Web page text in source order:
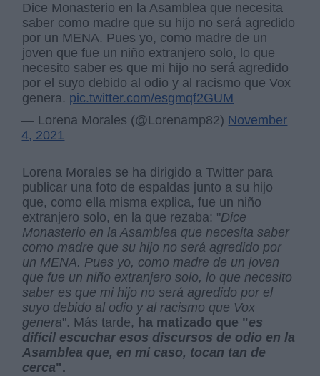
Dice Monasterio en la Asamblea que necesita
saber como madre que su hijo no será agredido
por un MENA. Pues yo, como madre de un
joven que fue un niño extranjero solo, lo que
necesito saber es que mi hijo no será agredido
por el suyo debido al odio y al racismo que Vox
genera. pic.twitter.com/esgmqf2GUM
— Lorena Morales (@Lorenamp82) November
4, 2021
Lorena Morales se ha dirigido a Twitter para
publicar una foto de espaldas junto a su hijo
que, como ella misma explica, fue un niño
extranjero solo, en la que rezaba: "Dice
Monasterio en la Asamblea que necesita saber
como madre que su hijo no será agredido por
un MENA. Pues yo, como madre de un joven
que fue un niño extranjero solo, lo que necesito
saber es que mi hijo no será agredido por el
suyo debido al odio y al racismo que Vox
genera". Más tarde, ha matizado que "es
difícil escuchar esos discursos de odio en la
Asamblea que, en mi caso, tocan tan de
cerca".